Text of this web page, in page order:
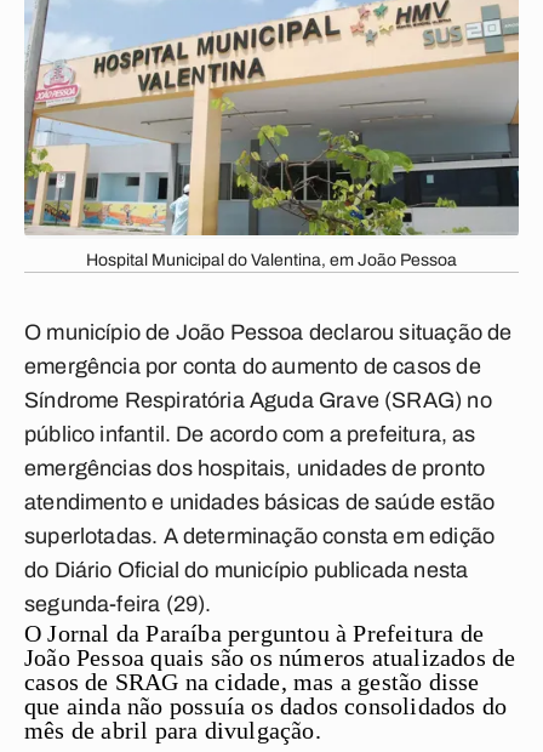
Hospital Municipal do Valentina, em João Pessoa
O município de João Pessoa declarou situação de
emergência por conta do aumento de casos de
Síndrome Respiratória Aguda Grave (SRAG) no
público infantil. De acordo com a prefeitura, as
emergências dos hospitais, unidades de pronto
atendimento e unidades básicas de saúde estão
superlotadas. A determinação consta em edição
do Diário Oficial do município publicada nesta
segunda-feira (29).
OJornal da Paraíba perguntou à Prefeitura de
João Pessoa quais são os números atualizados de
casos de SRAG na cidade, mas a gestão disse
que ainda não possuía os dados consolidados do
mês de abril para divulgação.